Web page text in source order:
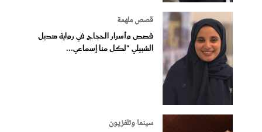
قصص ملهمة
قصص وأسرار الحجاج في رواية هديل
الشبيلي "لكل منا إسماعي...
سينما وتلفزيون